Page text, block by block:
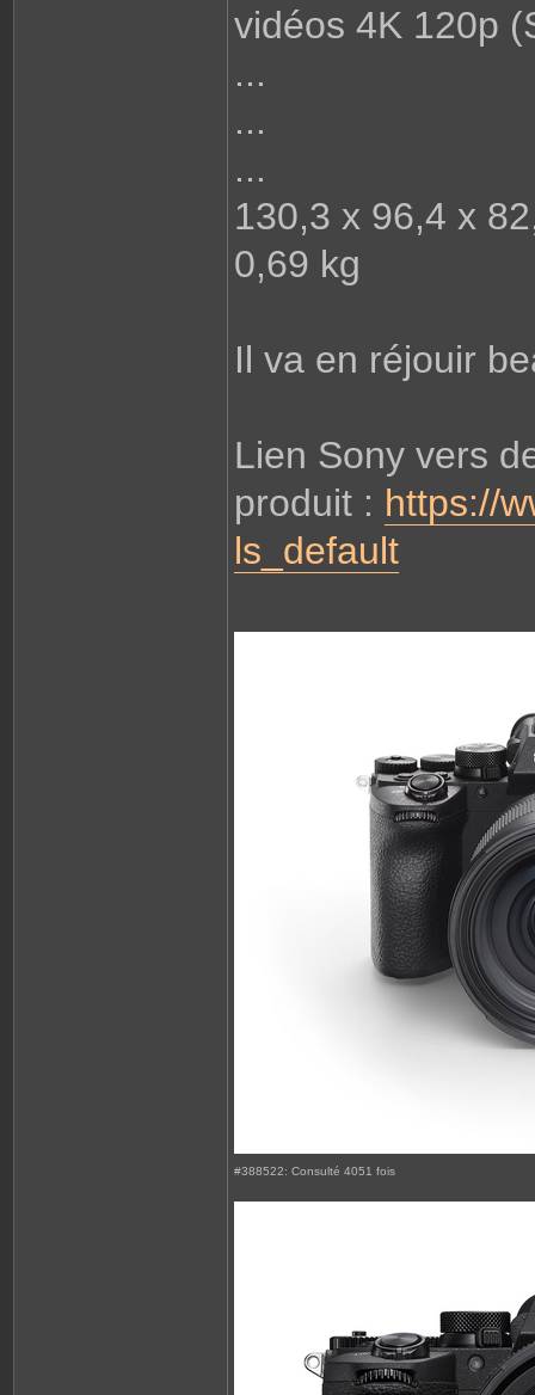
vidéos 4K 120p
...
...
...
130,3 x 96,4 x
0,69 kg
Il va en réjouir
Lien Sony vers
produit : https://
ls_default
#388522: Consulté 4051 fois